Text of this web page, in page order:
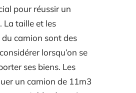
pour réussir un
La taille et les
camion sont des
lorsqu’on se
ses biens. Les
un camion de 11m3